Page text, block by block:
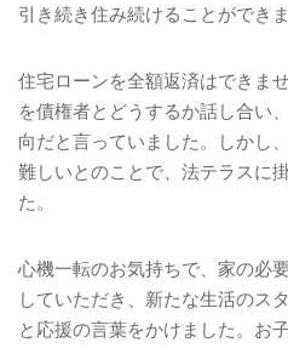
引き続き住み続けることができま
住宅ローンを全額返済はできま
を債権者とどうするか話し合い、
向だと言っていました。しかし
難しいとのことで、法テラスに
た。
心機一転のお気持ちで、家の必
していただき、新たな生活のス
と応援の言葉をかけました。お